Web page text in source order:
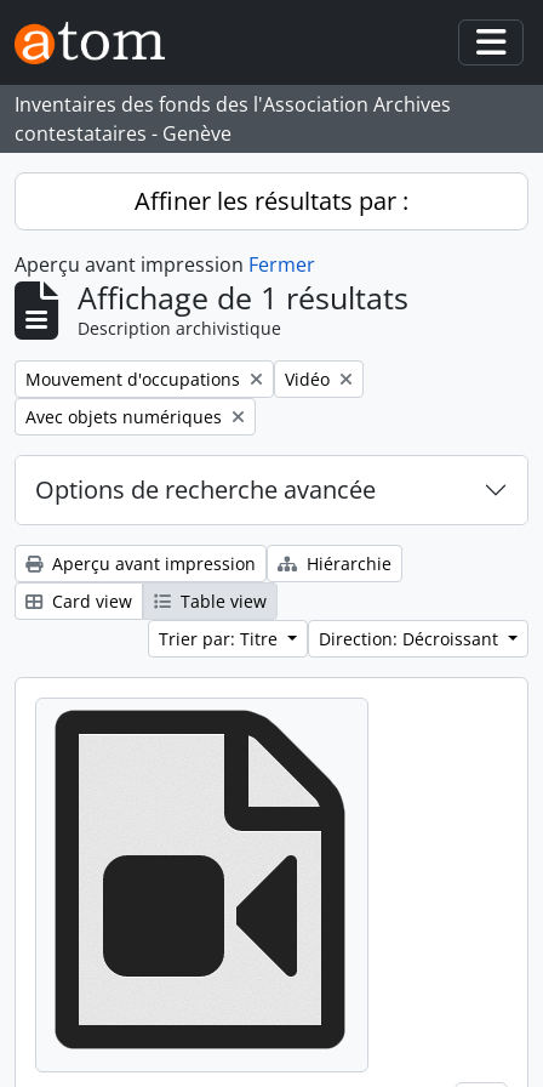
Skip to main content
Inventaires des fonds des l'Association Archives
contestataires - Genève
Affiner les résultats par :
Aperçu avant impression Fermer
Affichage de 1 résultats
Description archivistique
Remove filter:
Mouvement d'occupations Remove filter:
Vidéo
Remove filter:
Avec objets numériques
Options de recherche avancée
Aperçu avant impression
Hiérarchie
Card view
Table view
Trier par: Titre
Direction: Décroissant